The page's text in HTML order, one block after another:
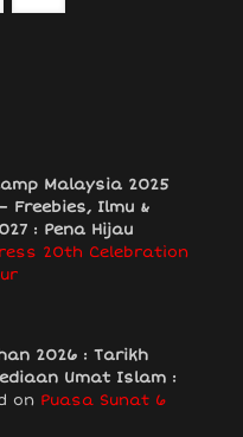
Malaysia 2025
Freebies, Ilmu &
: Pena Hijau
20th Celebration
2026 : Tarikh
Umat Islam :
on Puasa Sunat 6